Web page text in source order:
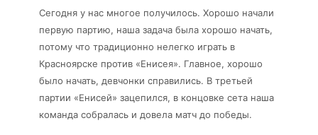
Сегодня у нас многое получилось. Хорошо начали
первую партию, наша задача была хорошо начать,
потому что традиционно нелегко играть в
Красноярске против «Енисея». Главное, хорошо
было начать, девчонки справились. В третьей
партии «Енисей» зацепился, в концовке сета наша
команда собралась и довела матч до победы.